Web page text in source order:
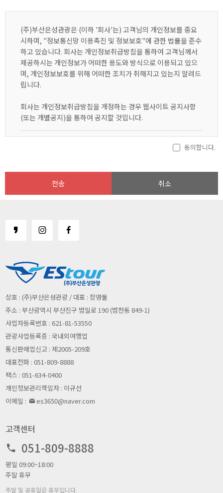
(주)부산은성관광은 (이하 '회사'는) 고객님의 개인정보를 중요
시하며, "정보통신망 이용촉진 및 정보보호"에 관한 법률을 준수
하고 있습니다. 회사는 개인정보취급방침을 통하여 고객님께서
제공하시는 개인정보가 어떠한 용도와 방식으로 이용되고 있으
며, 개인정보보호를 위해 어떠한 조치가 취해지고 있는지 알려드
립니다.
회사는 개인정보취급방침을 개정하는 경우 웹사이트 공지사항
(또는 개별공지)을 통하여 공지할 것입니다.
보를 수집하고 있습니다.
원가입
개인정보의 수집 및 이용목적
회사는 수집한 개인정보를 다음의 목적을 위해 활용합니다.
ο 서비스 제공에 관한 계약 이행 및 서비스 제공에 따른 요금정산
콘텐츠 제공 , 구매 및 요금 결제 , 물품배송 또는 청구지 등 발송 ,
금융거래 본인 인증 및 금융 서비스 , 요금추심
ο 회원 관리
회원제 서비스 이용에 따른 본인확인 , 개인 식별 , 불량회원의 부
정 이용 방지와 비인가 사용 방지 , 가입 의사 확인 , 연령확인 , 만
14세 미만 아동 개인정보 수집 시 법정 대리인 동의여부 확인 , 불
만처리 등 민원처리 , 고지사항 전달
ο 마케팅 및 광고에 활용
신규 서비스(제품) 개발 및 특화 , 이벤트 등 광고성 정보 전달 , 인
구통계학적 특성에 따른 서비스 제공 및 광고 게재 , 접속 빈도 파
개인정보의 보유 및 이용기간
동의합니다.
전송 취소
상호 : (주)부산은성관광 / 대표 : 장영둘
주소 : 부산광역시 부산진구 범일로 190 (범천동 849-1)
사업자등록번호 : 621-81-53550
관광사업등록증 : 국내외여행업
통신판매업신고 : 제2005-209호
대표전화 : 051-809-8888
팩스 : 051-634-0400
개인정보관리책임자 : 이규선
이메일 :
es3650@naver.com
고객센터
051-809-8888
평일 09:00~18:00
주말 휴무
주말 및 공휴일은 휴무입니다.